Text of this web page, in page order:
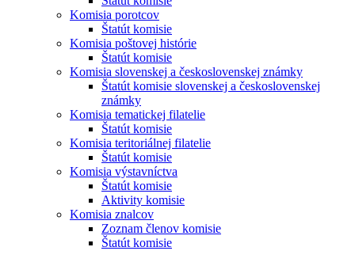
Komisia porotcov
Štatút komisie
Komisia poštovej histórie
Štatút komisie
Komisia slovenskej a československej známky
Štatút komisie slovenskej a československej
známky
Komisia tematickej filatelie
Štatút komisie
Komisia teritoriálnej filatelie
Štatút komisie
Komisia výstavníctva
Štatút komisie
Aktivity komisie
Komisia znalcov
Zoznam členov komisie
Štatút komisie